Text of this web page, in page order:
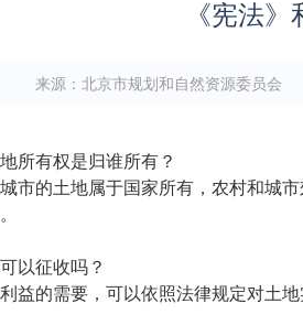
《宪法
来源： 北京市规划和自然资源委员会
所有权是归谁所有？
市的土地属于国家所有，农村和城
以征收吗？
益的需要，可以依照法律规定对土地